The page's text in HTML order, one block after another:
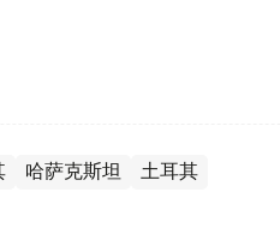
哈萨克斯坦 土耳其